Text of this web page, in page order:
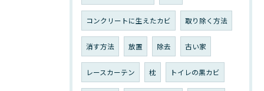
コンクリートに生えたカビ 取り除く方法
消す方法 放置 除去 古い家
レースカーテン 枕 トイレの黒カビ